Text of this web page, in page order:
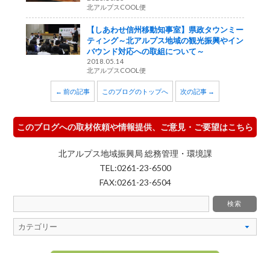
北アルプスCOOL便
【しあわせ信州移動知事室】県政タウンミー
ティング～北アルプス地域の観光振興やイン
バウンド対応への取組について～
2018.05.14
北アルプスCOOL便
← 前の記事 このブログのトップへ 次の記事 →
このブログへの取材依頼や情報提供、ご意見・ご要望はこちら
北アルプス地域振興局 総務管理・環境課
TEL:0261-23-6500
FAX:0261-23-6504